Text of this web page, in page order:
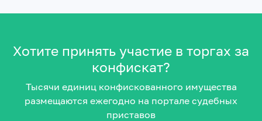
Хотите принять участие в торгах за
конфискат?
Тысячи единиц конфискованного имущества
размещаются ежегодно на портале судебных
приставов